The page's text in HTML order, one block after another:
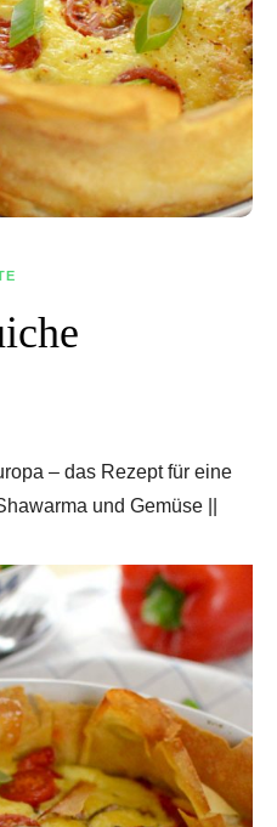
– das Rezept für eine
und Gemüse ||